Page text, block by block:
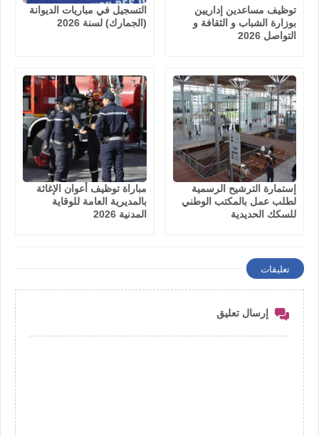
توظيف مساعدين إداريين
بوزارة الشباب و الثقافة و
التواصل 2026
التسجيل في مباريات الديوانة
(الجمارك) لسنة 2026
إستمارة الترشيح الرسمية
لطلب عمل بالمكتب الوطني
للسكك الحديدية
مباراة توظيف أعوان الإغاثة
بالمديرية العامة للوقاية
المدنية 2026
تعليقات
إرسال تعليق